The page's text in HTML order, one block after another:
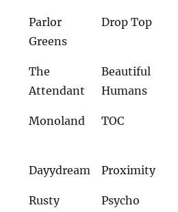
Parlor
Greens
Drop Top
The
Attendant
Beautiful
Humans
Monoland TOC
Dayydream Proximity
Rusty
Psycho